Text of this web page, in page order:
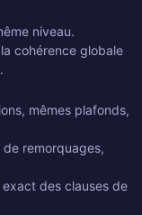
niveau.
cohérence globale
mêmes plafonds,
remorquages,
des clauses de